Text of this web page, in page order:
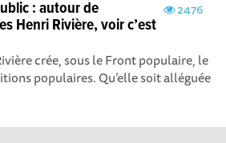
2476
: autour de
Henri Rivière, voir c’est
crée, sous le Front populaire, le
populaires. Qu’elle soit alléguée